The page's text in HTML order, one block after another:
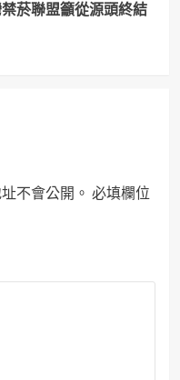
菸聯盟籲從源頭終結
不會公開。 必填欄位